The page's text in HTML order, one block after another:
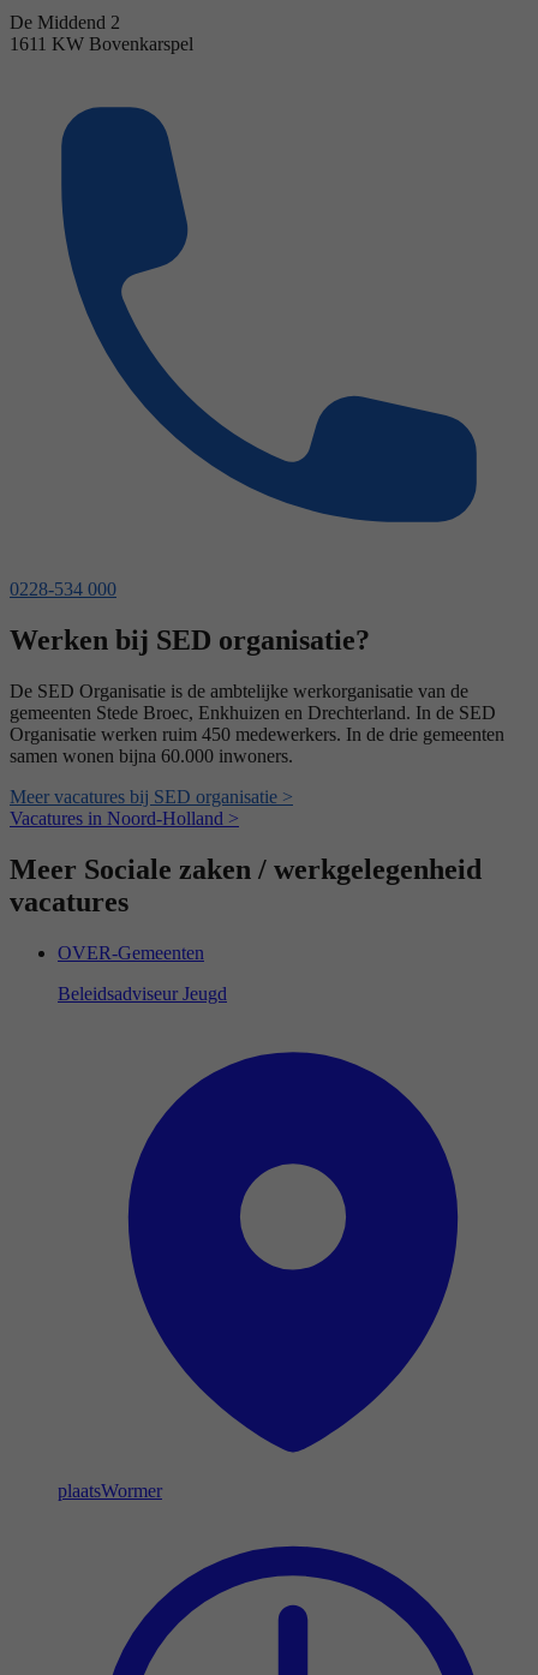
De Middend 2
1611 KW Bovenkarspel
0228-534 000
Werken bij SED organisatie?
De SED Organisatie is de ambtelijke werkorganisatie van de
gemeenten Stede Broec, Enkhuizen en Drechterland. In de SED
Organisatie werken ruim 450 medewerkers. In de drie gemeenten
samen wonen bijna 60.000 inwoners.
Meer vacatures bij SED organisatie >
Vacatures in Noord-Holland >
Meer Sociale zaken / werkgelegenheid
vacatures
OVER-Gemeenten
Beleidsadviseur Jeugd
plaatsWormer